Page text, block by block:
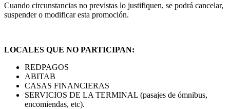
Cuando circunstancias no previstas lo justifiquen, se podrá cancelar,
suspender o modificar esta promoción.
LOCALES QUE NO PARTICIPAN:
REDPAGOS
ABITAB
CASAS FINANCIERAS
SERVICIOS DE LA TERMINAL (pasajes de ómnibus,
encomiendas, etc).